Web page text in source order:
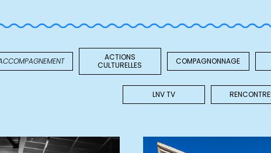
ACTIONS
CULTURELLES
COMPAGNONNAGE
LNV TV